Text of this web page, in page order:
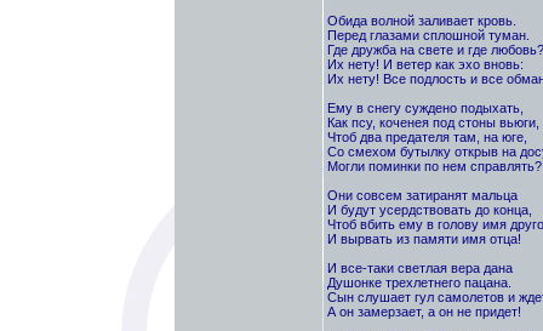
Обида волной заливает кровь.
Перед глазами сплошной туман.
Где дружба на свете и где любовь?
Их нету! И ветер как эхо вновь:
Их нету! Все подлость и все
Ему в снегу суждено подыхать,
Как псу, коченея под стоны вьюги,
Чтоб два предателя там, на юге,
Со смехом бутылку открыв на
Могли поминки по нем
Они совсем затиранят мальца
И будут усердствовать до конца,
Чтоб вбить ему в голову имя
И вырвать из памяти имя отца!
И все-таки светлая вера дана
Душонке трехлетнего пацана.
Сын слушает гул самолетов и
А он замерзает, а он не придет!